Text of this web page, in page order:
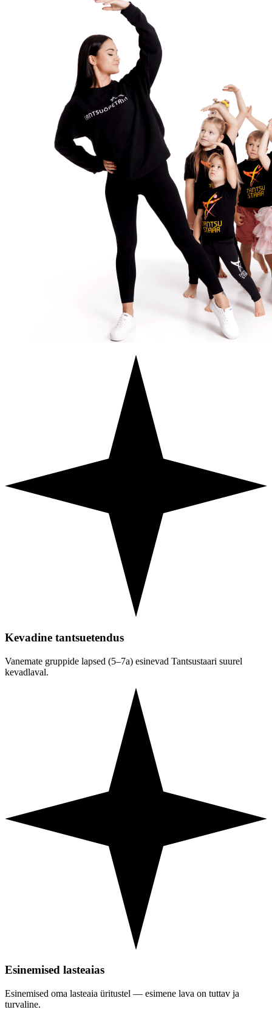
Kevadine tantsuetendus
Vanemate gruppide lapsed (5–7a) esinevad Tantsustaari suurel
kevadlaval.
Esinemised lasteaias
Esinemised oma lasteaia üritustel — esimene lava on tuttav ja
turvaline.